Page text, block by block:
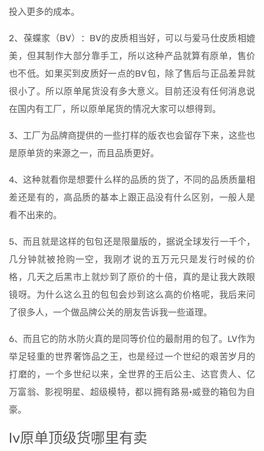
投入更多的成本。
2、葆蝶家（BV）：BV的皮质相当好，可以与爱马仕皮质相媲
美，但其制作大部分靠手工，所以这种产品就算有原单，售价
也不低。如果买到皮质好一点的BV包，除了售后与正品差异就
很小了。所以原单尾货没有多大意义。目前还没有任何消息说
在国内有工厂，所以原单尾货的情况大家可以想得到。
3、工厂为品牌商提供的一些打样的版衣也会留存下来，这些也
是原单货的来源之一，而且品质更好。
4、这种就看你是想要什么样的品质的货了，不同的品质质量相
差还是有的，高品质的基本上跟正品没有什么区别，一般人是
看不出来的。
5、而且就是这样的包包还是限量版的，据说全球发行一千个，
几分钟就被抢购一空，我刚才说的五万元只是发行时候的价
格，几天之后黑市上就炒到了原价的十倍，真的是让我大跌眼
镜呀。为什么这么丑的包包会炒到这么高的价格呢，我后来问
了很多人，一个做品牌公关的朋友告诉我一些道理。
6、而且它的防水防火真的是同等价位的最耐用的包了。LV作为
举足轻重的世界奢饰品之王，也是经过一个世纪的艰苦岁月的
打磨的，一个多世纪以来，全世界的王后公主、达官贵人、亿
万富翁、影视明星、超级模特，都以拥有路易·威登的箱包为自
豪。
lv原单顶级货哪里有卖